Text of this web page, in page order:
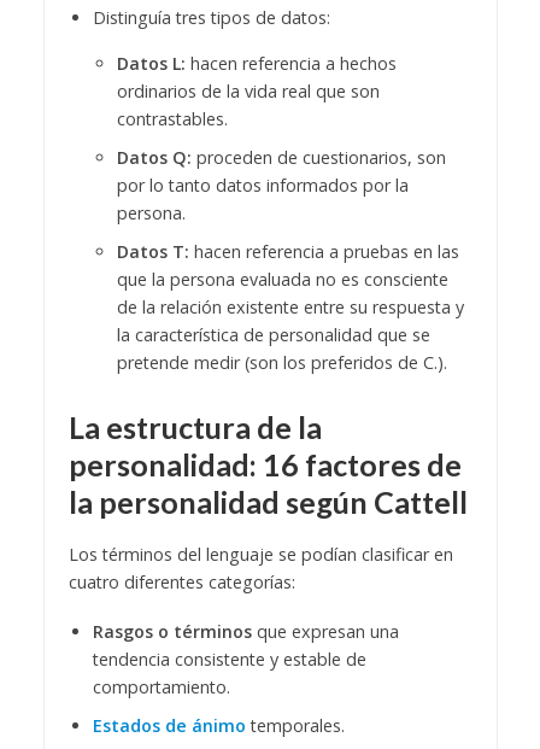
Distinguía tres tipos de datos:
Datos L: hacen referencia a hechos
ordinarios de la vida real que son
contrastables.
Datos Q: proceden de cuestionarios, son
por lo tanto datos informados por la
persona.
Datos T: hacen referencia a pruebas en las
que la persona evaluada no es consciente
de la relación existente entre su respuesta y
la característica de personalidad que se
pretende medir (son los preferidos de C.).
La estructura de la
personalidad: 16 factores de
la personalidad según Cattell
Los términos del lenguaje se podían clasificar en
cuatro diferentes categorías:
Rasgos o términosque expresan una
tendencia consistente y estable de
comportamiento.
Estados de ánimo temporales.